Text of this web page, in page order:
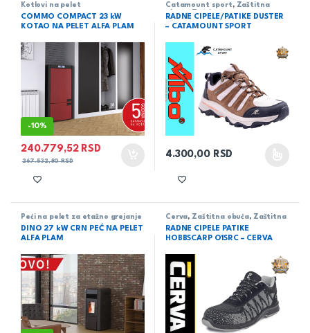
Kotlovi na pelet
COMMO COMPACT 23 kW
KOTAO NA PELET ALFA PLAM
-10%
240.779,52 RSD
267.532,80RSD
Catamount sport , Zaštitna
obuća, Zaštitna oprema
RADNE CIPELE/PATIKE DUSTER
– CATAMOUNT SPORT
4.300,00 RSD
Ovaj proizvod ima više
Peći na pelet za etažno grejanje
DINO 27 kW CRN PEĆ NA PELET
ALFA PLAM
Cerva, Zaštitna obuća, Zaštitna
oprema
RADNE CIPELE PATIKE
HOBBSCARP O1SRC – CERVA